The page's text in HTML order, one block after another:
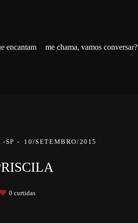
encantam me chama, vamos conversar?
-SP 10/SETEMBRO/2015
0 curtidas